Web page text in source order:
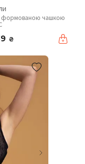
формованою чашкою
₴